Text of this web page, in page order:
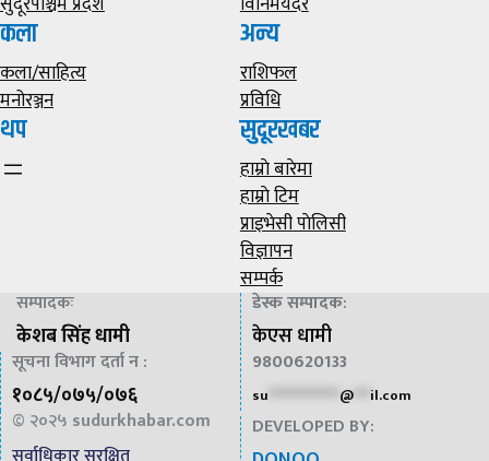
कला
कला/साहित्य
मनोरञ्जन
अन्य
राशिफल
प्रविधि
थप सुदूरखबर
हाम्राे बारेमा
हाम्राे टिम
प्राइभेसी पाेलिसी
विज्ञापन
सम्पर्क
सम्पादकः
केशब सिंह धामी
डेस्क सम्पादक:
केएस धामी
सूचना विभाग दर्ता न :
१०८५/०७५/०७६
9800620133
su @*** il.com
© २०२५ sudurkhabar.com
DEVELOPED BY: